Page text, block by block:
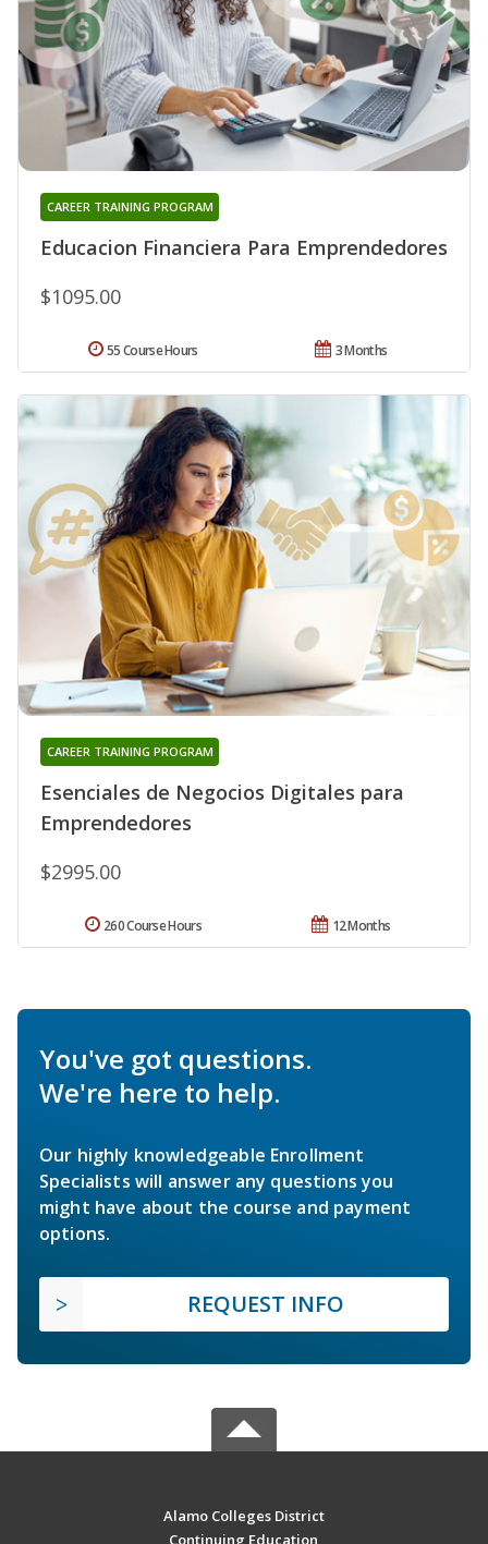
Educacion Financiera Para Emprendedores
CAREER TRAINING PROGRAM
$1095.00
3 Months
55 Course Hours
Esenciales de Negocios Digitales para
Emprendedores
CAREER TRAINING PROGRAM
$2995.00
12 Months
260 Course Hours
You've got questions.
We're here to help.
Our highly knowledgeable Enrollment
Specialists will answer any questions you
might have about the course and payment
options.
REQUEST INFO
Alamo Colleges District
Continuing Education